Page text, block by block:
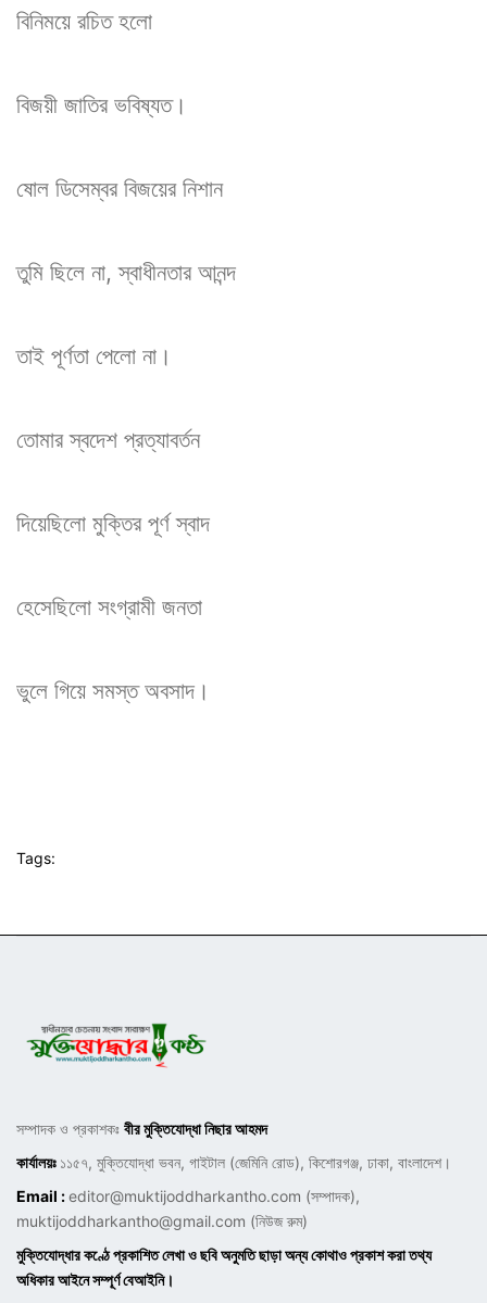
বিনিময়ে রচিত হলো
বিজয়ী জাতির ভবিষ্যত।
ষোল ডিসেম্বর বিজয়ের নিশান
তুমি ছিলে না, স্বাধীনতার আনন্দ
তাই পূর্ণতা পেলো না।
তোমার স্বদেশ প্রত্যাবর্তন
দিয়েছিলো মুক্তির পূর্ণ স্বাদ
হেসেছিলো সংগ্রামী জনতা
ভুলে গিয়ে সমস্ত অবসাদ।
Tags:
সম্পাদক ও প্রকাশকঃ বীর মুক্তিযোদ্ধা নিছার আহমদ
কার্যালয়ঃ ১১৫৭, মুক্তিযোদ্ধা ভবন, গাইটাল (জেমিনি রোড), কিশোরগঞ্জ, ঢাকা, বাংলাদেশ।
Email :editor@muktijoddharkantho.com (সম্পাদক),
muktijoddharkantho@gmail.com (নিউজ রুম)
মুক্তিযোদ্ধার কণ্ঠে প্রকাশিত লেখা ও ছবি অনুমতি ছাড়া অন্য কোথাও প্রকাশ করা তথ্য
অধিকার আইনে সম্পূর্ণ বেআইনি।